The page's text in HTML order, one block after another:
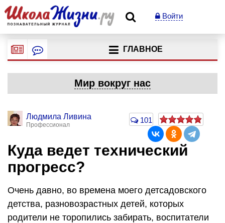
Войти
ГЛАВНОЕ
Мир вокруг нас
Людмила Ливина
Профессионал
101
Куда ведет технический
прогресс?
Очень давно, во времена моего детсадовского
детства, разновозрастных детей, которых
родители не торопились забирать, воспитатели